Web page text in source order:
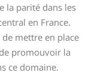
la parité dans les
en France.
mettre en place
promouvoir la
ce domaine.